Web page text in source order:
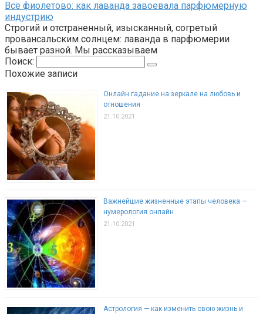
Всё фиолетово: как лаванда завоевала парфюмерную
индустрию
Строгий и отстраненный, изысканный, согретый
провансальским солнцем: лаванда в парфюмерии
бывает разной. Мы рассказываем
Поиск:
Похожие записи
Онлайн гадание на зеркале на любовь и
отношения
21.10.2021
Важнейшие жизненные этапы человека —
нумерология онлайн
21.10.2021
Астрология — как изменить свою жизнь и